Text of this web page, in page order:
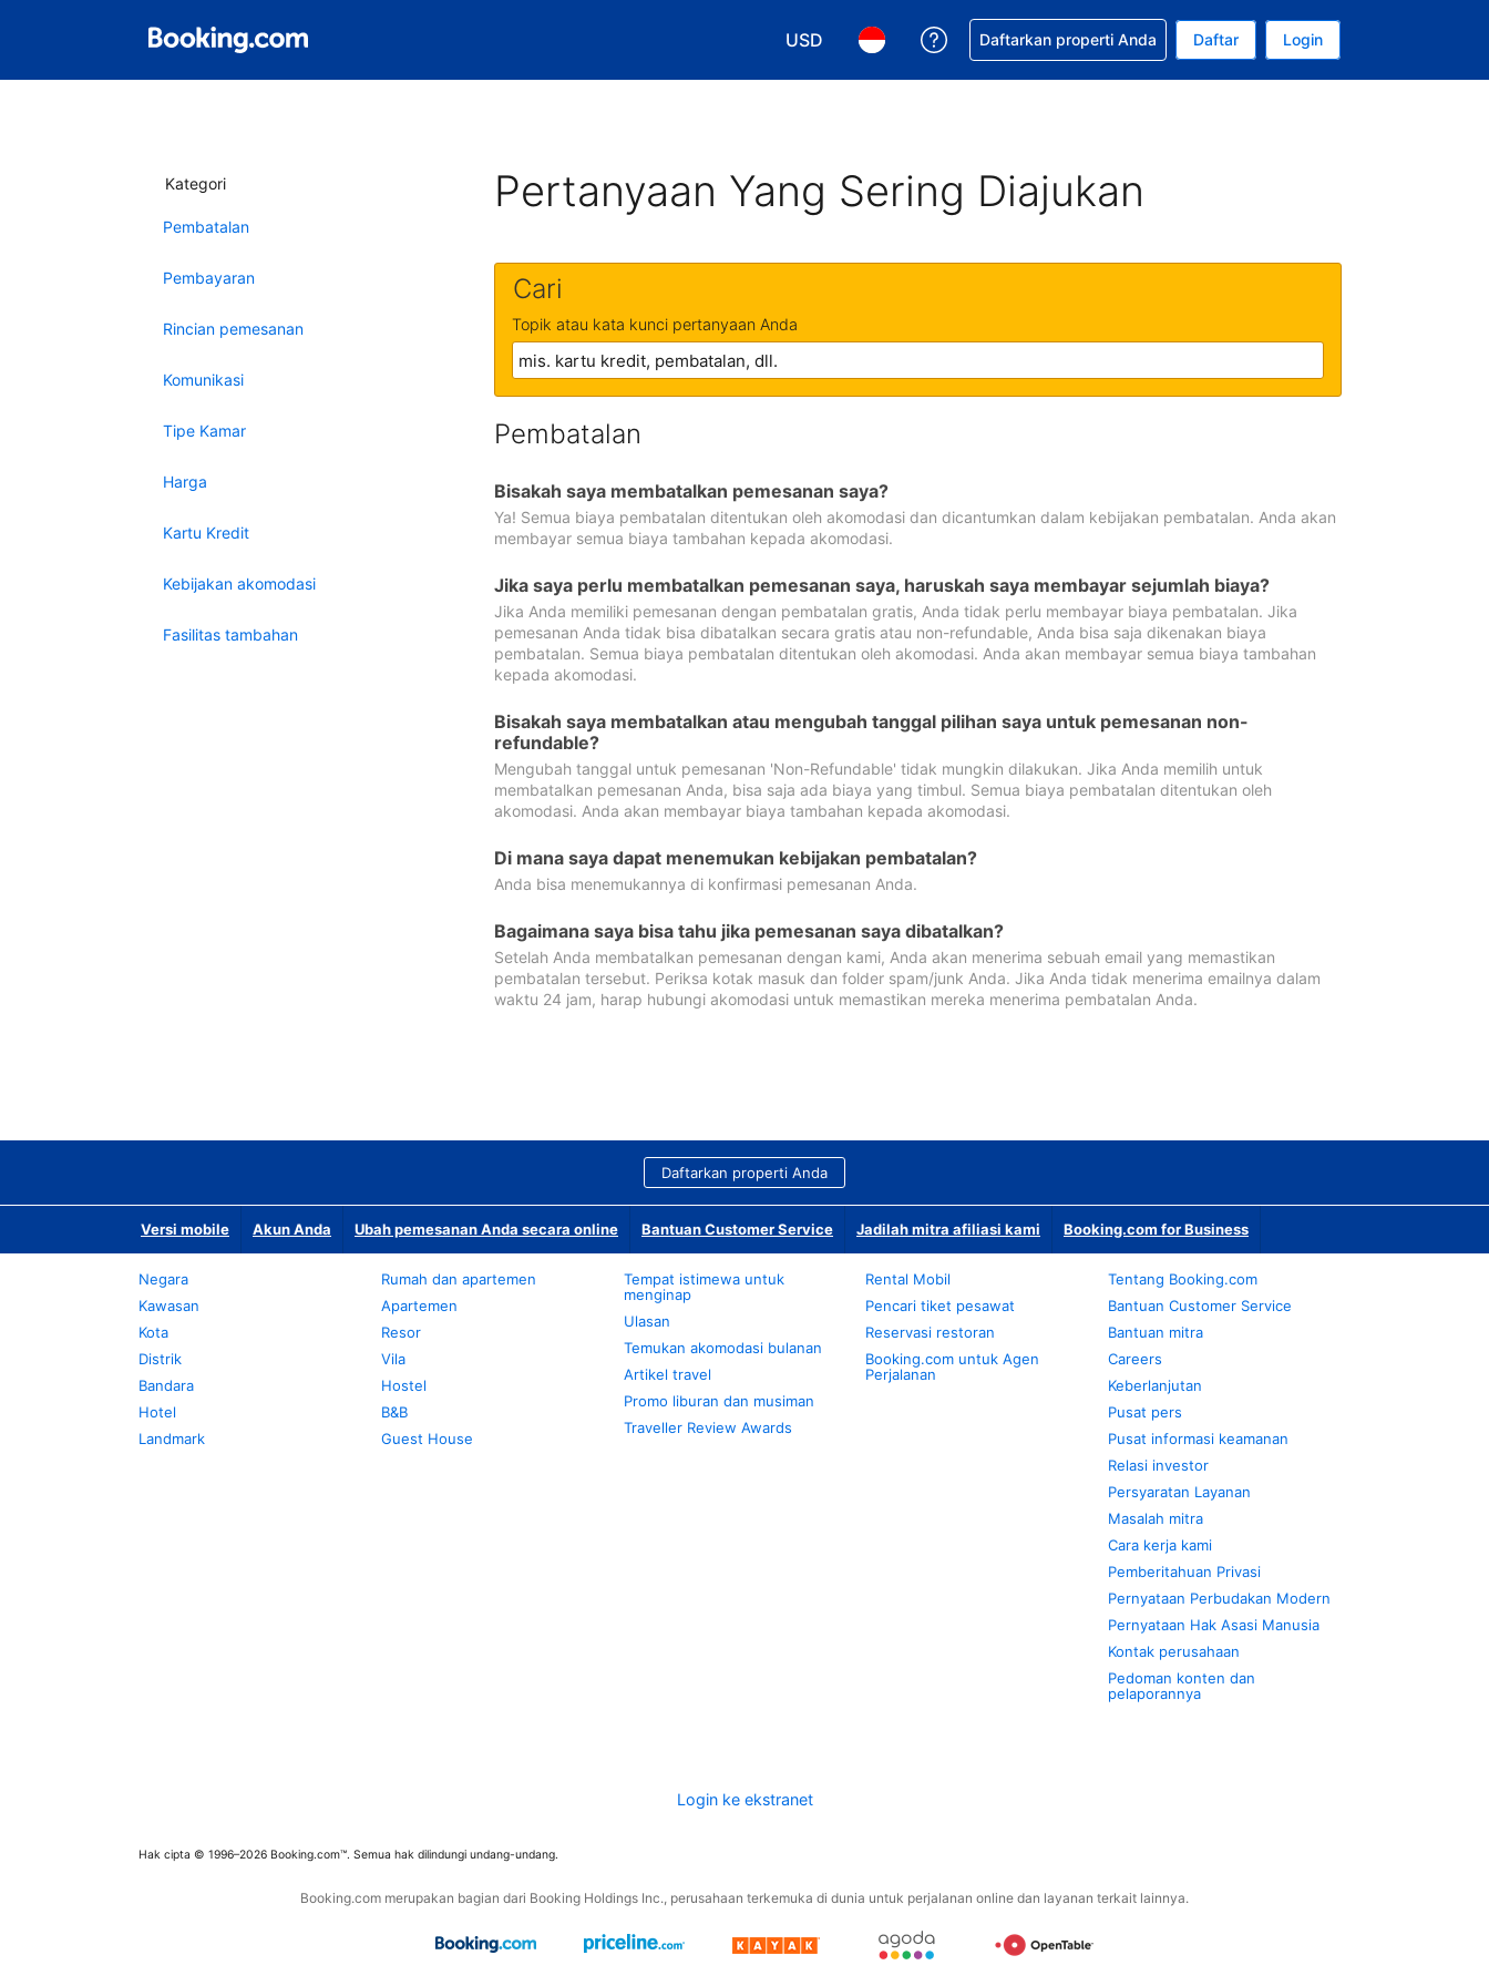
USD
Pilih mata uang Anda. Mata uang Anda saat ini adalah Dolar Amerika Serikat
Pilih bahasa Anda. Bahasa Anda saat ini adalah Bahasa Indonesia
Dapatkan bantuan untuk pemesanan Anda
Daftarkan properti Anda Daftar Login
Kategori
Pembatalan
Pembayaran
Rincian pemesanan
Komunikasi
Tipe Kamar
Harga
Kartu Kredit
Kebijakan akomodasi
Fasilitas tambahan
Pertanyaan Yang Sering Diajukan
Cari
Topik atau kata kunci pertanyaan Anda
Pembatalan
Bisakah saya membatalkan pemesanan saya?
Ya! Semua biaya pembatalan ditentukan oleh akomodasi dan dicantumkan dalam kebijakan pembatalan. Anda akan
membayar semua biaya tambahan kepada akomodasi.
Jika saya perlu membatalkan pemesanan saya, haruskah saya membayar sejumlah biaya?
Jika Anda memiliki pemesanan dengan pembatalan gratis, Anda tidak perlu membayar biaya pembatalan. Jika
pemesanan Anda tidak bisa dibatalkan secara gratis atau non-refundable, Anda bisa saja dikenakan biaya
pembatalan. Semua biaya pembatalan ditentukan oleh akomodasi. Anda akan membayar semua biaya tambahan
kepada akomodasi.
Bisakah saya membatalkan atau mengubah tanggal pilihan saya untuk pemesanan non-
refundable?
Mengubah tanggal untuk pemesanan 'Non-Refundable' tidak mungkin dilakukan. Jika Anda memilih untuk
membatalkan pemesanan Anda, bisa saja ada biaya yang timbul. Semua biaya pembatalan ditentukan oleh
akomodasi. Anda akan membayar biaya tambahan kepada akomodasi.
Di mana saya dapat menemukan kebijakan pembatalan?
Anda bisa menemukannya di konfirmasi pemesanan Anda.
Bagaimana saya bisa tahu jika pemesanan saya dibatalkan?
Setelah Anda membatalkan pemesanan dengan kami, Anda akan menerima sebuah email yang memastikan
pembatalan tersebut. Periksa kotak masuk dan folder spam/junk Anda. Jika Anda tidak menerima emailnya dalam
waktu 24 jam, harap hubungi akomodasi untuk memastikan mereka menerima pembatalan Anda.
Daftarkan properti Anda
Versi mobile Akun Anda Ubah pemesanan Anda secara online Bantuan Customer Service Jadilah mitra afiliasi kami Booking.com for Business
Negara
Kawasan
Kota
Distrik
Bandara
Hotel
Landmark
Rumah dan apartemen
Apartemen
Resor
Vila
Hostel
B&B
Guest House
Tempat istimewa untuk
menginap
Ulasan
Temukan akomodasi bulanan
Artikel travel
Promo liburan dan musiman
Traveller Review Awards
Rental Mobil
Pencari tiket pesawat
Reservasi restoran
Booking.com untuk Agen
Perjalanan
Tentang Booking.com
Bantuan Customer Service
Bantuan mitra
Careers
Keberlanjutan
Pusat pers
Pusat informasi keamanan
Relasi investor
Persyaratan Layanan
Masalah mitra
Cara kerja kami
Pemberitahuan Privasi
Pernyataan Perbudakan Modern
Pernyataan Hak Asasi Manusia
Kontak perusahaan
Pedoman konten dan
pelaporannya
Login ke ekstranet
Hak cipta © 1996–2026 Booking.com™. Semua hak dilindungi undang-undang.
Booking.com merupakan bagian dari Booking Holdings Inc., perusahaan terkemuka di dunia untuk perjalanan online dan layanan terkait lainnya.